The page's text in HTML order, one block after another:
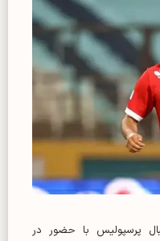
پرسپولیس با حضور در